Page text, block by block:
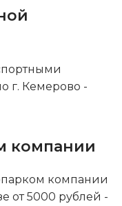
г. Кемерово -
компании
компании
от 5000 рублей -